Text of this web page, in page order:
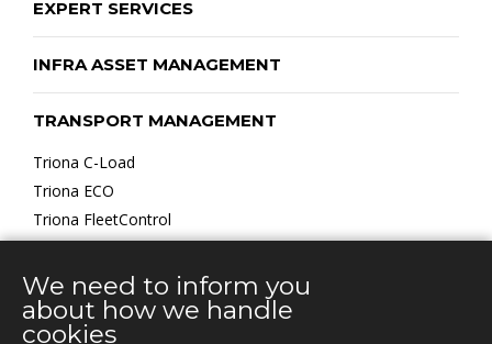
EXPERT SERVICES
INFRA ASSET MANAGEMENT
TRANSPORT MANAGEMENT
Triona C-Load
Triona ECO
Triona FleetControl
Triona TRACS Flow
We need to inform you
about how we handle
cookies